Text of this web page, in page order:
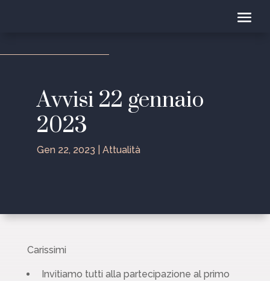
Avvisi 22 gennaio
2023
Gen 22, 2023 Attualità
Carissimi
Invitiamo tutti alla partecipazione al primo